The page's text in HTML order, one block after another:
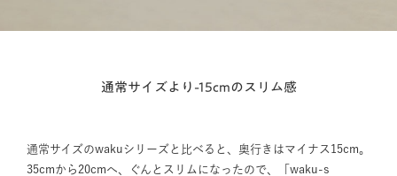
通常サイズより-15cmのスリム感
通常サイズのwakuシリーズと比べると、奥行きはマイナス15cm。
35cmから20cmへ、ぐんとスリムになったので、「waku-s